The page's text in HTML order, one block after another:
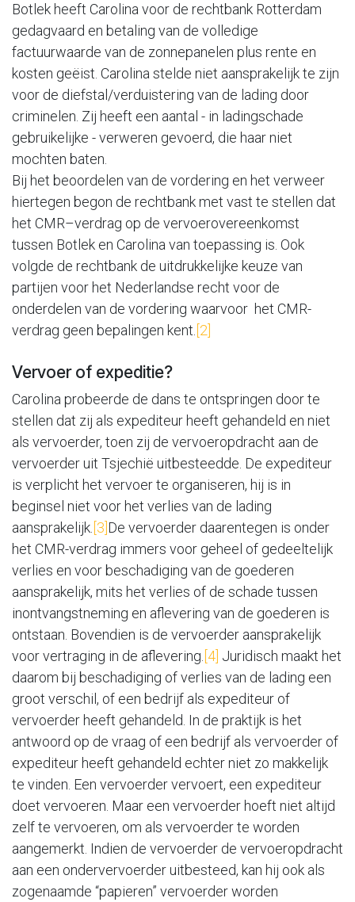
Botlek heeft Carolina voor de rechtbank Rotterdam
gedagvaard en betaling van de volledige
factuurwaarde van de zonnepanelen plus rente en
kosten geëist. Carolina stelde niet aansprakelijk te zijn
voor de diefstal/verduistering van de lading door
criminelen. Zij heeft een aantal - in ladingschade
gebruikelijke - verweren gevoerd, die haar niet
mochten baten.
Bij het beoordelen van de vordering en het verweer
hiertegen begon de rechtbank met vast te stellen dat
het CMR–verdrag op de vervoerovereenkomst
tussen Botlek en Carolina van toepassing is. Ook
volgde de rechtbank de uitdrukkelijke keuze van
partijen voor het Nederlandse recht voor de
onderdelen van de vordering waarvoor het CMR-
verdrag geen bepalingen kent. [2]
Vervoer of expeditie?
Carolina probeerde de dans te ontspringen door te
stellen dat zij als expediteur heeft gehandeld en niet
als vervoerder, toen zij de vervoeropdracht aan de
vervoerder uit Tsjechië uitbesteedde. De expediteur
is verplicht het vervoer te organiseren, hij is in
beginsel niet voor het verlies van de lading
aansprakelijk. [3] De vervoerder daarentegen is onder
het CMR-verdrag immers voor geheel of gedeeltelijk
verlies en voor beschadiging van de goederen
aansprakelijk, mits het verlies of de schade tussen
inontvangstneming en aflevering van de goederen is
ontstaan. Bovendien is de vervoerder aansprakelijk
voor vertraging in de aflevering. [4] Juridisch maakt het
daarom bij beschadiging of verlies van de lading een
groot verschil, of een bedrijf als expediteur of
vervoerder heeft gehandeld. In de praktijk is het
antwoord op de vraag of een bedrijf als vervoerder of
expediteur heeft gehandeld echter niet zo makkelijk
te vinden. Een vervoerder vervoert, een expediteur
doet vervoeren. Maar een vervoerder hoeft niet altijd
zelf te vervoeren, om als vervoerder te worden
aangemerkt. Indien de vervoerder de vervoeropdracht
aan een ondervervoerder uitbesteed, kan hij ook als
zogenaamde “papieren” vervoerder worden